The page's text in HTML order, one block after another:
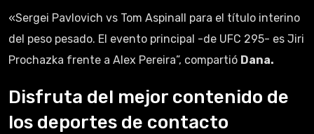
«Sergei Pavlovich vs Tom Aspinall para el título interino
del peso pesado. El evento principal -de UFC 295- es Jiri
Prochazka frente a Alex Pereira”, compartió Dana.
Disfruta del mejor contenido de
los deportes de contacto